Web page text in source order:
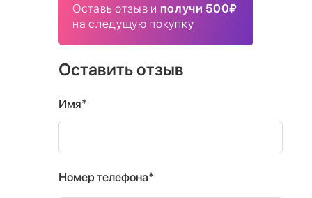
Оставь отзыв и получи 500₽
на следущую покупку
Оставить отзыв
Имя*
Номер телефона*